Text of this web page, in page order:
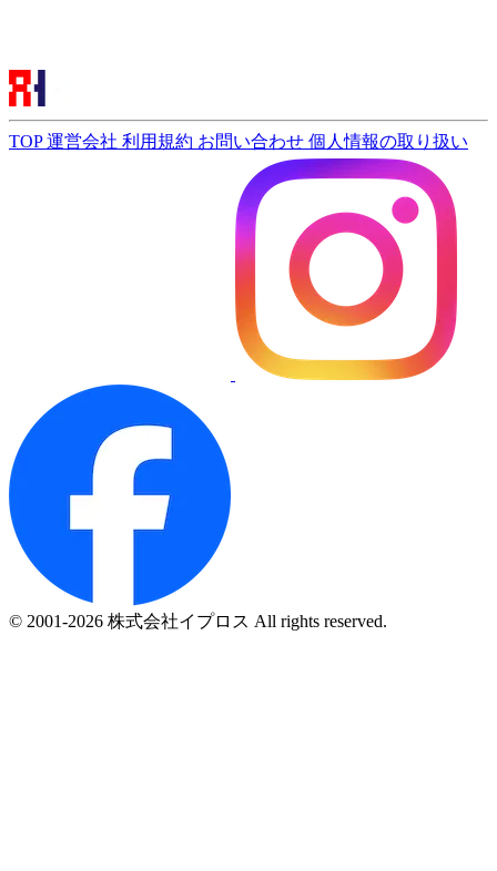
TOP運営会社 利用規約 お問い合わせ 個人情報の取り扱い
© 2001-2026 株式会社イプロス All rights reserved.